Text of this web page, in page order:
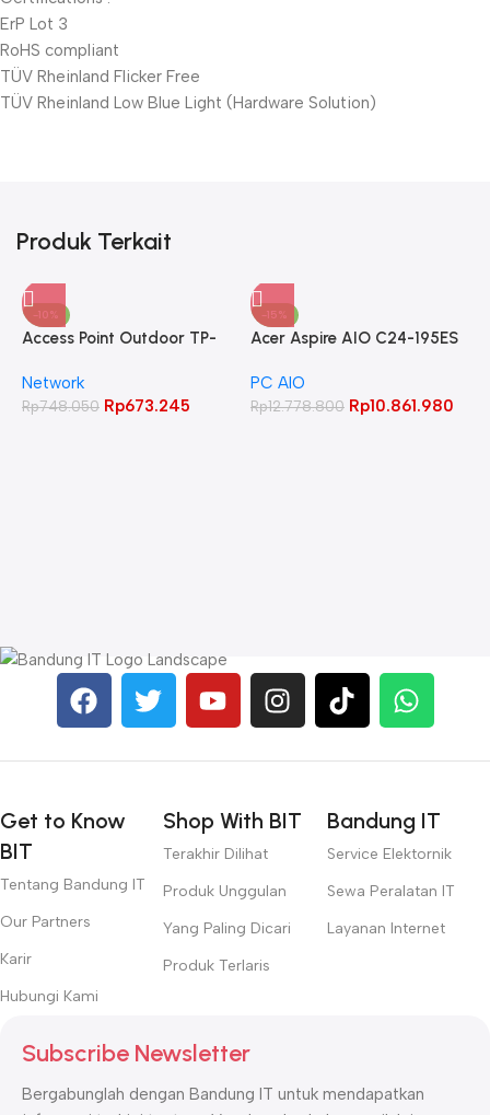
ErP Lot 3
RoHS compliant
TÜV Rheinland Flicker Free
TÜV Rheinland Low Blue Light (Hardware Solution)
Produk Terkait
-10%
Access Point Outdoor TP-
CPE220
Network
Rp748.050 Rp673.245
-15%
Acer Aspire AIO C24-195ES
512GB 23.8″ FHD IPS
PC AIO
Rp12.778.800 Rp10.861.980
Get to Know
BIT
Tentang Bandung IT
Our Partners
Karir
Hubungi Kami
Shop With BIT
Terakhir Dilihat
Produk Unggulan
Yang Paling Dicari
Produk Terlaris
Bandung IT
Service Elektornik
Sewa Peralatan IT
Layanan Internet
Subscribe Newsletter
Bergabunglah dengan Bandung IT untuk mendapatkan